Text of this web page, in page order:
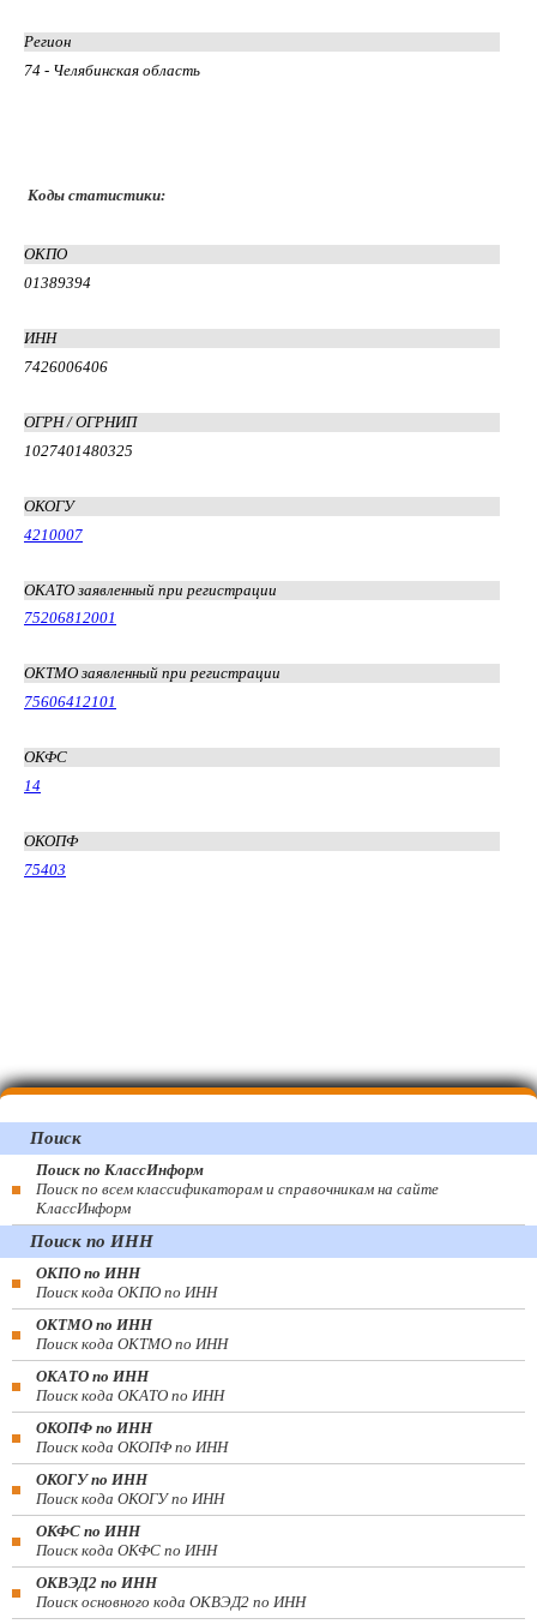
Регион
74 - Челябинская область
Коды статистики:
ОКПО
01389394
ИНН
7426006406
ОГРН / ОГРНИП
1027401480325
ОКОГУ
4210007
ОКАТО заявленный при регистрации
75206812001
ОКТМО заявленный при регистрации
75606412101
ОКФС
14
ОКОПФ
75403
Поиск
Поиск по КлассИнформ
Поиск по всем классификаторам и справочникам на сайте
КлассИнформ
Поиск по ИНН
ОКПО по ИНН
Поиск кода ОКПО по ИНН
ОКТМО по ИНН
Поиск кода ОКТМО по ИНН
ОКАТО по ИНН
Поиск кода ОКАТО по ИНН
ОКОПФ по ИНН
Поиск кода ОКОПФ по ИНН
ОКОГУ по ИНН
Поиск кода ОКОГУ по ИНН
ОКФС по ИНН
Поиск кода ОКФС по ИНН
ОКВЭД2 по ИНН
Поиск основного кода ОКВЭД2 по ИНН